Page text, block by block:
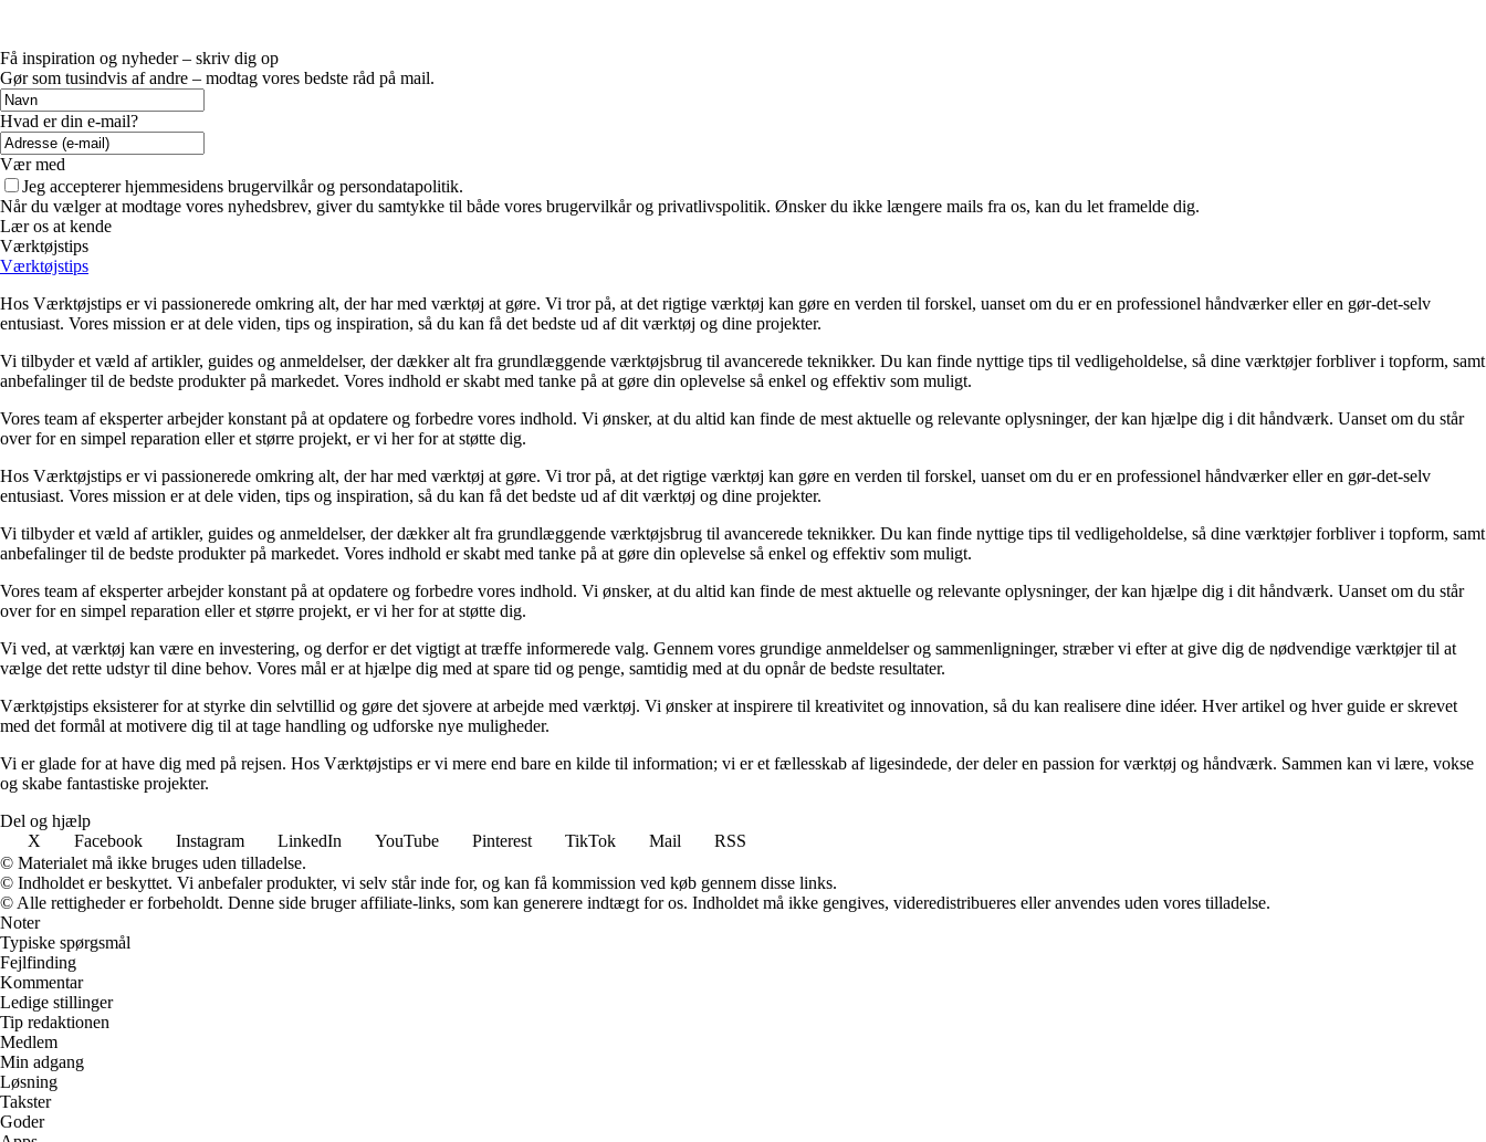
Få inspiration og nyheder – skriv dig op
Gør som tusindvis af andre – modtag vores bedste råd på mail.
Hvad er din e-mail?
Vær med
Jeg accepterer hjemmesidens brugervilkår og persondatapolitik.
Når du vælger at modtage vores nyhedsbrev, giver du samtykke til både vores brugervilkår og privatlivspolitik. Ønsker du ikke længere mails fra os, kan du let framelde dig.
Lær os at kende
Værktøjstips
Værktøjstips
Hos Værktøjstips er vi passionerede omkring alt, der har med værktøj at gøre. Vi tror på, at det rigtige værktøj kan gøre en verden til forskel, uanset om du er en professionel håndværker eller en gør-det-selv
entusiast. Vores mission er at dele viden, tips og inspiration, så du kan få det bedste ud af dit værktøj og dine projekter.
Vi tilbyder et væld af artikler, guides og anmeldelser, der dækker alt fra grundlæggende værktøjsbrug til avancerede teknikker. Du kan finde nyttige tips til vedligeholdelse, så dine værktøjer forbliver i topform, samt
anbefalinger til de bedste produkter på markedet. Vores indhold er skabt med tanke på at gøre din oplevelse så enkel og effektiv som muligt.
Vores team af eksperter arbejder konstant på at opdatere og forbedre vores indhold. Vi ønsker, at du altid kan finde de mest aktuelle og relevante oplysninger, der kan hjælpe dig i dit håndværk. Uanset om du står
over for en simpel reparation eller et større projekt, er vi her for at støtte dig.
Hos Værktøjstips er vi passionerede omkring alt, der har med værktøj at gøre. Vi tror på, at det rigtige værktøj kan gøre en verden til forskel, uanset om du er en professionel håndværker eller en gør-det-selv
entusiast. Vores mission er at dele viden, tips og inspiration, så du kan få det bedste ud af dit værktøj og dine projekter.
Vi tilbyder et væld af artikler, guides og anmeldelser, der dækker alt fra grundlæggende værktøjsbrug til avancerede teknikker. Du kan finde nyttige tips til vedligeholdelse, så dine værktøjer forbliver i topform, samt
anbefalinger til de bedste produkter på markedet. Vores indhold er skabt med tanke på at gøre din oplevelse så enkel og effektiv som muligt.
Vores team af eksperter arbejder konstant på at opdatere og forbedre vores indhold. Vi ønsker, at du altid kan finde de mest aktuelle og relevante oplysninger, der kan hjælpe dig i dit håndværk. Uanset om du står
over for en simpel reparation eller et større projekt, er vi her for at støtte dig.
Vi ved, at værktøj kan være en investering, og derfor er det vigtigt at træffe informerede valg. Gennem vores grundige anmeldelser og sammenligninger, stræber vi efter at give dig de nødvendige værktøjer til at
vælge det rette udstyr til dine behov. Vores mål er at hjælpe dig med at spare tid og penge, samtidig med at du opnår de bedste resultater.
Værktøjstips eksisterer for at styrke din selvtillid og gøre det sjovere at arbejde med værktøj. Vi ønsker at inspirere til kreativitet og innovation, så du kan realisere dine idéer. Hver artikel og hver guide er skrevet
med det formål at motivere dig til at tage handling og udforske nye muligheder.
Vi er glade for at have dig med på rejsen. Hos Værktøjstips er vi mere end bare en kilde til information; vi er et fællesskab af ligesindede, der deler en passion for værktøj og håndværk. Sammen kan vi lære, vokse
og skabe fantastiske projekter.
Del og hjælp
X
Facebook Instagram LinkedIn YouTube Pinterest TikTok Mail
RSS
© Materialet må ikke bruges uden tilladelse.
© Indholdet er beskyttet. Vi anbefaler produkter, vi selv står inde for, og kan få kommission ved køb gennem disse links.
© Alle rettigheder er forbeholdt. Denne side bruger affiliate-links, som kan generere indtægt for os. Indholdet må ikke gengives, videredistribueres eller anvendes uden vores tilladelse.
Noter
Typiske spørgsmål
Fejlfinding
Kommentar
Ledige stillinger
Tip redaktionen
Medlem
Min adgang
Løsning
Takster
Goder